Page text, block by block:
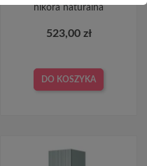
hikora naturalna
523,00 zł
DO KOSZYKA